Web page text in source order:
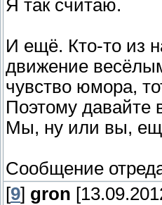
Я так считаю.
И ещё. Кто-то из
движение
чувство юмора,
Поэтому давайте
Мы, ну или вы,
Сообщение
[9] gron